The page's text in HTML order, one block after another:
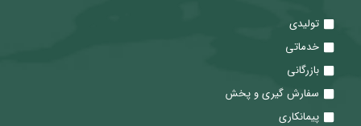
تولیدی
خدماتی
بازرگانی
سفارش گیری و پخش
پیمانکاری